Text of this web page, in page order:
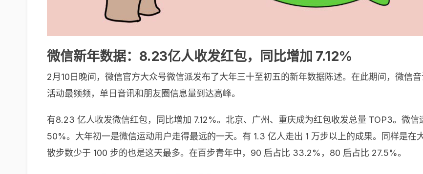
微信新年数据：8.23亿人收发红包，同比增加 7.12%
2月10日晚间，微信官方大众号微信派发布了大年三十至初五的新年数据陈述。在此期间，微信
活动最频频，单日音讯和朋友圈信息量到达高峰。
有8.23 亿人收发微信红包，同比增加 7.12%。北京、广州、重庆成为红包收发总量 TOP3。微
50%。大年初一是微信运动用户走得最远的一天。有 1.3 亿人走出 1 万步以上的成果。同样是在
散步数少于 100 步的也是这天最多。在百步青年中，90 后占比 33.2%，80 后占比 27.5%。